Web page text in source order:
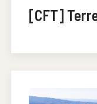
[CFT]